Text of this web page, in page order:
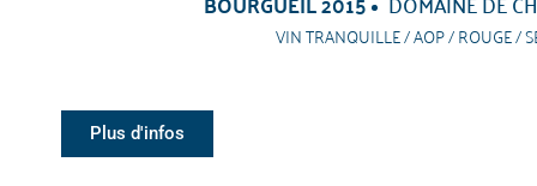
VIN TRANQUILLE / AOP / ROUGE /
Plus d'infos